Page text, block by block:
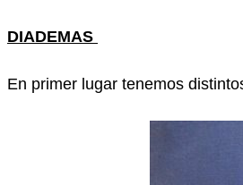
DIADEMAS
En primer lugar tenemos